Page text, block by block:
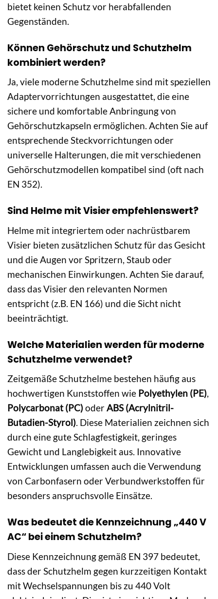
bietet keinen Schutz vor herabfallenden
Gegenständen.
Können Gehörschutz und Schutzhelm
kombiniert werden?
Ja, viele moderne Schutzhelme sind mit speziellen
Adaptervorrichtungen ausgestattet, die eine
sichere und komfortable Anbringung von
Gehörschutzkapseln ermöglichen. Achten Sie auf
entsprechende Steckvorrichtungen oder
universelle Halterungen, die mit verschiedenen
Gehörschutzmodellen kompatibel sind (oft nach
EN 352).
Sind Helme mit Visier empfehlenswert?
Helme mit integriertem oder nachrüstbarem
Visier bieten zusätzlichen Schutz für das Gesicht
und die Augen vor Spritzern, Staub oder
mechanischen Einwirkungen. Achten Sie darauf,
dass das Visier den relevanten Normen
entspricht (z.B. EN 166) und die Sicht nicht
beeinträchtigt.
Welche Materialien werden für moderne
Schutzhelme verwendet?
Zeitgemäße Schutzhelme bestehen häufig aus
hochwertigen Kunststoffen wie Polyethylen (PE),
Polycarbonat (PC) oderABS (Acrylnitril-
Butadien-Styrol). Diese Materialien zeichnen sich
durch eine gute Schlagfestigkeit, geringes
Gewicht und Langlebigkeit aus. Innovative
Entwicklungen umfassen auch die Verwendung
von Carbonfasern oder Verbundwerkstoffen für
besonders anspruchsvolle Einsätze.
Was bedeutet die Kennzeichnung „440 V
AC“ bei einem Schutzhelm?
Diese Kennzeichnung gemäß EN 397 bedeutet,
dass der Schutzhelm gegen kurzzeitigen Kontakt
mit Wechselspannungen bis zu 440 Volt